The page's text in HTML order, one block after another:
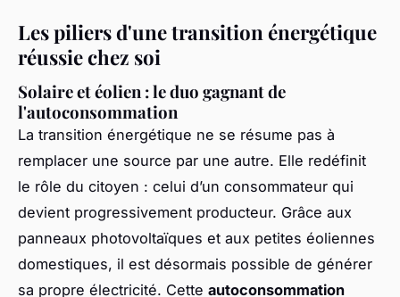
Les piliers d'une transition énergétique
réussie chez soi
Solaire et éolien : le duo gagnant de
l'autoconsommation
La transition énergétique ne se résume pas à
remplacer une source par une autre. Elle redéfinit
le rôle du citoyen : celui d’un consommateur qui
devient progressivement producteur. Grâce aux
panneaux photovoltaïques et aux petites éoliennes
domestiques, il est désormais possible de générer
sa propre électricité. Cette autoconsommation